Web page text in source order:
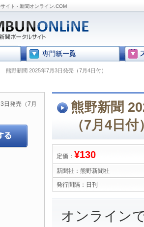
イト - 新聞オンライン.COM
熊野新聞 2025年7月3日発売（7月4日付）
熊野新聞
（7月4日付
定価： ¥130
新聞社： 熊野新聞社
発行間隔： 日刊
オンライン